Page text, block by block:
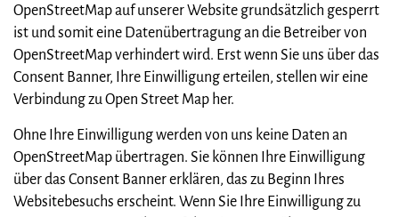
OpenStreetMap auf unserer Website grundsätzlich gesperrt
ist und somit eine Datenübertragung an die Betreiber von
OpenStreetMap verhindert wird. Erst wenn Sie uns über das
Consent Banner, Ihre Einwilligung erteilen, stellen wir eine
Verbindung zu Open Street Map her.
Ohne Ihre Einwilligung werden von uns keine Daten an
OpenStreetMap übertragen. Sie können Ihre Einwilligung
über das Consent Banner erklären, das zu Beginn Ihres
Websitebesuchs erscheint. Wenn Sie Ihre Einwilligung zu